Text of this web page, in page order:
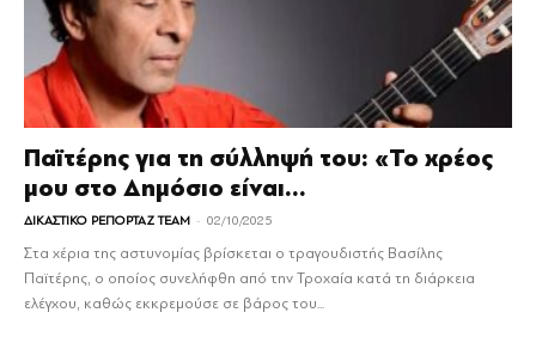
Παϊτέρης για τη σύλληψή του: «Το χρέος
μου στο Δημόσιο είναι...
ΔΙΚΑΣΤΙΚΟ ΡΕΠΟΡΤΑΖ TEAM - 02/10/2025
Στα χέρια της αστυνομίας βρίσκεται ο τραγουδιστής Βασίλης
Παϊτέρης, ο οποίος συνελήφθη από την Τροχαία κατά τη διάρκεια
ελέγχου, καθώς εκκρεμούσε σε βάρος του...